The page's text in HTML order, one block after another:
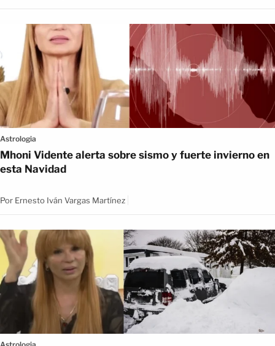
Astrologia
Mhoni Vidente alerta sobre sismo y fuerte invierno en
esta Navidad
Por Ernesto Iván Vargas Martínez